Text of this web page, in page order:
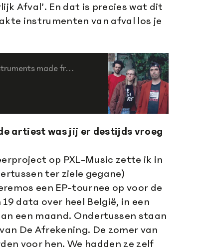
Afval’. En dat is precies wat dit
instrumenten van afval los je
Tribal tunes played on DIY instruments made from lost and found objects. PVC flute melodies, jerry can beats and washtub bass lines. By Timo, Margo & Rik.
artiest was jij er destijds vroeg
op PXL-Music zette ik in
ter ziele gegane)
een EP-tournee op voor de
data over heel België, in een
een maand. Ondertussen staan
De Afrekening. De zomer van
voor hen. We hadden ze zelf